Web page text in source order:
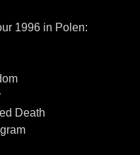
1996 in Polen:
Death